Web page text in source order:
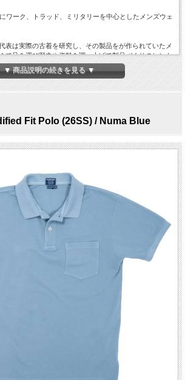
ワーク、トラッド、ミリタリーを中心としたメンズウェ
表は実際の古着を研究し、その製品をが作られていたメ
で足を運び歴史や資料を調べ上げて製品づくりのヒント
程ごとの専用の設備を要した工場でのみ生産を行ってい
ユニークさでJ.CREWやINVENTORYをはじめ海外から
▼ 商品説明の続きを見る ▼
Fit Polo (26SS) / Numa Blue